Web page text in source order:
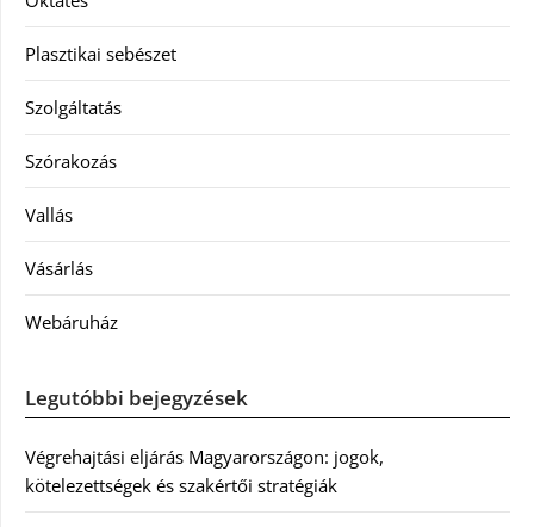
Plasztikai sebészet
Szolgáltatás
Szórakozás
Vallás
Vásárlás
Webáruház
Legutóbbi bejegyzések
Végrehajtási eljárás Magyarországon: jogok,
kötelezettségek és szakértői stratégiák